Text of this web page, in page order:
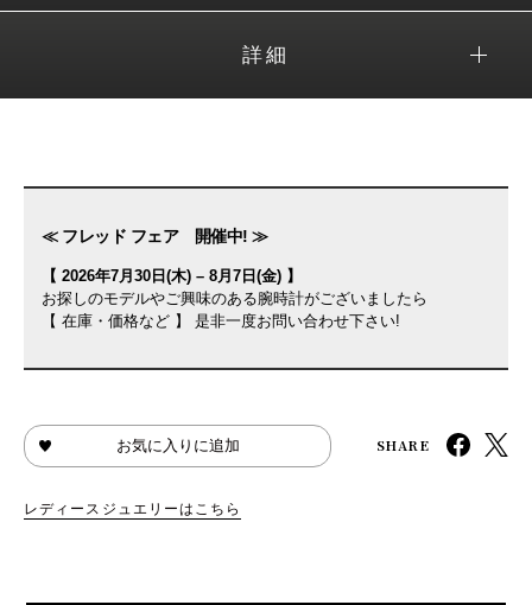
詳細
≪ フレッド フェア 開催中! ≫
【 2026年7月30日(木) – 8月7日(金) 】
お探しのモデルやご興味のある腕時計がございましたら
【 在庫・価格など 】 是非一度お問い合わせ下さい!
お気に入りに追加 SHARE
レディースジュエリーはこちら